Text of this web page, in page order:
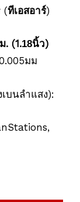
(ทีเอสอาร์)
. (1.18นิ้ว)
มม
บนลำแสง):